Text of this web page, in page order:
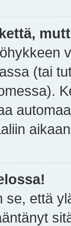
(tai
se, että